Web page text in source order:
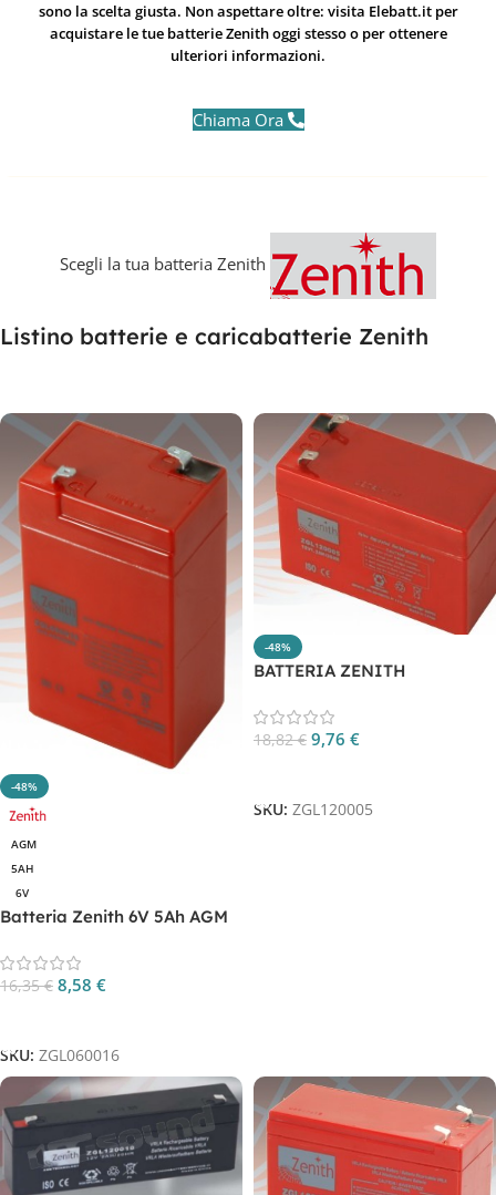
sono la scelta giusta. Non aspettare oltre: visita Elebatt.it per
acquistare le tue batterie Zenith oggi stesso o per ottenere
ulteriori informazioni.
Chiama Ora
Scegli la tua batteria Zenith
Listino batterie e caricabatterie Zenith
-48%
AGM
5AH
6V
Batteria Zenith 6V 5Ah AGM
ZGL060016
16,35€ 8,58 €
SKU: ZGL060016
-48%
BATTERIA ZENITH
18,82€ 9,76 €
SKU: ZGL120005